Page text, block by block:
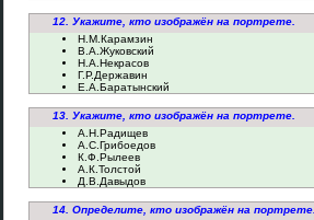
12. Укажите, кто изображён на портрете.
Н.М.Карамзин
В.А.Жуковский
Н.А.Некрасов
Г.Р.Державин
Е.А.Баратынский
13. Укажите, кто изображён на портрете.
А.Н.Радищев
А.С.Грибоедов
К.Ф.Рылеев
А.К.Толстой
Д.В.Давыдов
14. Определите, кто изображён на портрете.